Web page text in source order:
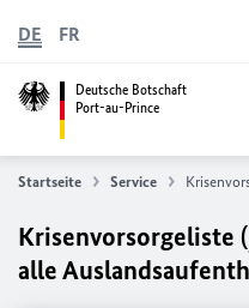
Deutsche Botschaft
Port-au-Prince
DE FR
Startseite Service
Krisenvorsorgeliste (
alle